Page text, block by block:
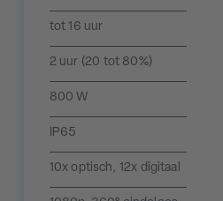
tot 16 uur
2 uur (20 tot 80%)
800 W
IP65
10x optisch, 12x digitaal